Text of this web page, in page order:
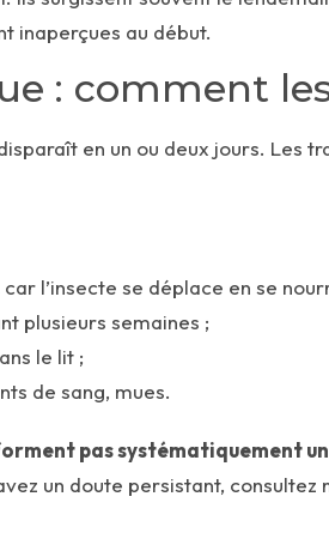
inaperçues au début.
: comment
en un ou deux jours. Les
l’insecte se déplace en se
plusieurs semaines ;
le lit ;
de sang, mues.
pas systématiquement
un doute persistant, consultez